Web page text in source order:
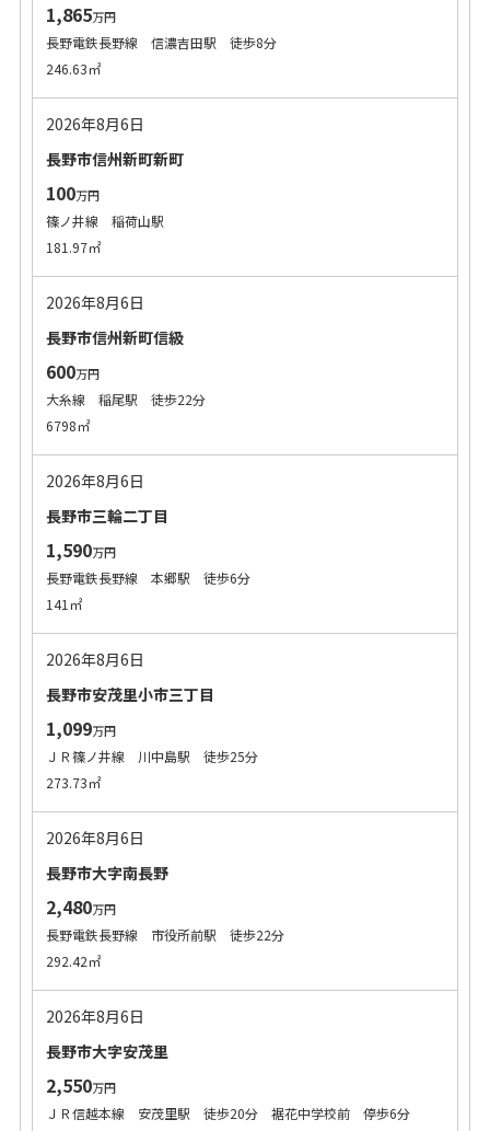
1,865万円
長野電鉄長野線 信濃吉田駅 徒歩8分
246.63㎡
2026年8月6日
長野市信州新町新町
100万円
篠ノ井線 稲荷山駅
181.97㎡
2026年8月6日
長野市信州新町信級
600万円
大糸線 稲尾駅 徒歩22分
6798㎡
2026年8月6日
長野市三輪二丁目
1,590万円
長野電鉄長野線 本郷駅 徒歩6分
141㎡
2026年8月6日
長野市安茂里小市三丁目
1,099万円
ＪＲ篠ノ井線 川中島駅 徒歩25分
273.73㎡
2026年8月6日
長野市大字南長野
2,480万円
長野電鉄長野線 市役所前駅 徒歩22分
292.42㎡
2026年8月6日
長野市大字安茂里
2,550万円
ＪＲ信越本線 安茂里駅 徒歩20分 裾花中学校前 停歩6分